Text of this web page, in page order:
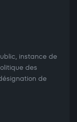
instance de
des
de